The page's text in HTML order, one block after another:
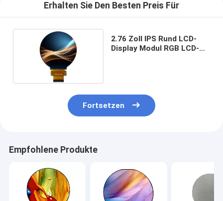
Erhalten Sie Den Besten Preis Für
2.76 Zoll IPS Rund LCD-
Display Modul RGB LCD-
Fortsetzen
Empfohlene Produkte